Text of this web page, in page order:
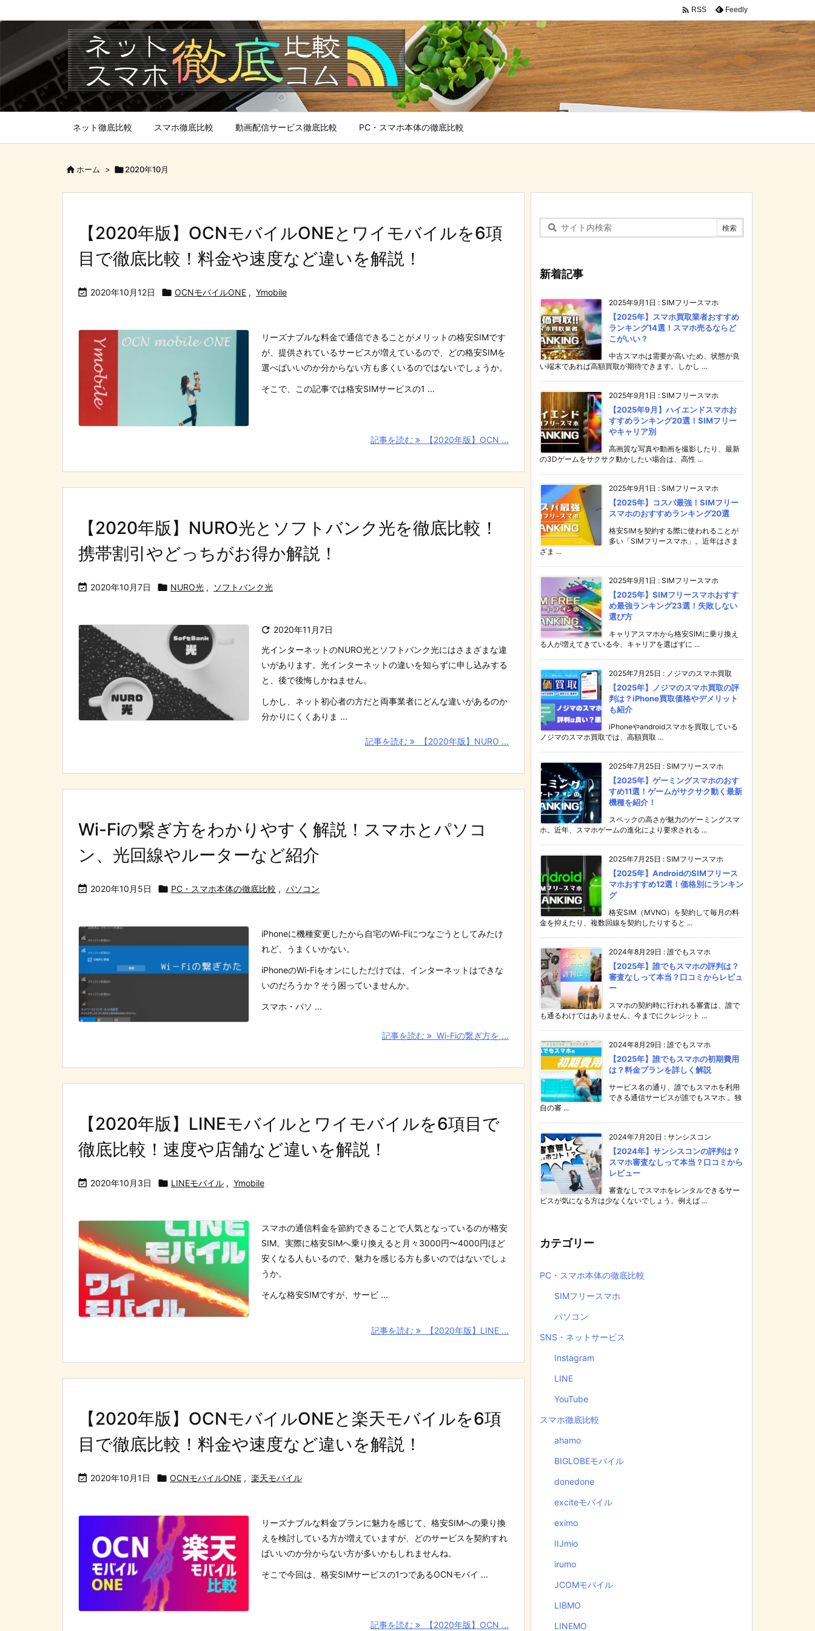
ネット徹底比較 スマホ徹底比較 動画配信サービス徹底比較 PC・スマホ本体の徹底比較
 RSS Feedly
ホーム > 2020年10月
【2020年版】OCNモバイルONEとワイモバイルを6項
目で徹底比較！料金や速度など違いを解説！
 2020年10月12日  OCNモバイルONE , Ymobile
リーズナブルな料金で通信できることがメリットの格安SIMです
が、提供されているサービスが増えているので、どの格安SIMを
選べばいいのか分からない方も多くいるのではないでしょうか。
そこで、この記事では格安SIMサービスの1 ...
記事を読む 【2020年版】OCN ...
【2020年版】NURO光とソフトバンク光を徹底比較！
携帯割引やどっちがお得か解説！
 2020年10月7日  NURO光 , ソフトバンク光
 2020年11月7日
光インターネットのNURO光とソフトバンク光にはさまざまな違
いがあります。光インターネットの違いを知らずに申し込みする
と、後で後悔しかねません。
しかし、ネット初心者の方だと両事業者にどんな違いがあるのか
分かりにくくありま ...
記事を読む 【2020年版】NURO ...
Wi-Fiの繋ぎ方をわかりやすく解説！スマホとパソコ
ン、光回線やルーターなど紹介
 2020年10月5日  PC・スマホ本体の徹底比較 , パソコン
iPhoneに機種変更したから自宅のWi-Fiにつなごうとしてみたけ
れど、うまくいかない。
iPhoneのWi-Fiをオンにしただけでは、インターネットはできな
いのだろうか？そう困っていませんか。
スマホ・パソ ...
記事を読む Wi-Fiの繋ぎ方を ...
【2020年版】LINEモバイルとワイモバイルを6項目で
徹底比較！速度や店舗など違いを解説！
 2020年10月3日  LINEモバイル , Ymobile
スマホの通信料金を節約できることで人気となっているのが格安
SIM。実際に格安SIMへ乗り換えると月々3000円〜4000円ほど
安くなる人もいるので、魅力を感じる方も多いのではないでしょ
うか。
そんな格安SIMですが、サービ ...
記事を読む 【2020年版】LINE ...
【2020年版】OCNモバイルONEと楽天モバイルを6項
目で徹底比較！料金や速度など違いを解説！
 2020年10月1日  OCNモバイルONE , 楽天モバイル
リーズナブルな料金プランに魅力を感じて、格安SIMへの乗り換
えを検討している方が増えていますが、どのサービスを契約すれ
ばいいのか分からない方が多いかもしれませんね。
そこで今回は、格安SIMサービスの1つであるOCNモバイ ...
記事を読む 【2020年版】OCN ...
新着記事
2025年9月1日 : SIMフリースマホ
【2025年】スマホ買取業者おすすめ
ランキング14選！スマホ売るならど
こがいい？
中古スマホは需要が高いため、状態が良
い端末であれば高額買取が期待できます。しかし ...
2025年9月1日 : SIMフリースマホ
【2025年9月】ハイエンドスマホお
すすめランキング20選！SIMフリー
やキャリア別
高画質な写真や動画を撮影したり、最新
の3Dゲームをサクサク動かしたい場合は、高性 ...
2025年9月1日 : SIMフリースマホ
【2025年】コスパ最強！SIMフリー
スマホのおすすめランキング20選
格安SIMを契約する際に使われることが
多い「SIMフリースマホ」。近年はさま
ざま ...
2025年9月1日 : SIMフリースマホ
【2025年】SIMフリースマホおすす
め最強ランキング23選！失敗しない
選び方
キャリアスマホから格安SIMに乗り換え
る人が増えてきている今、キャリアを選ばずに ...
2025年7月25日 : ノジマのスマホ買取
【2025年】ノジマのスマホ買取の評
判は？iPhone買取価格やデメリット
も紹介
iPhoneやandroidスマホを買取している
ノジマのスマホ買取では、高額買取 ...
2025年7月25日 : SIMフリースマホ
【2025年】ゲーミングスマホのおす
すめ11選！ゲームがサクサク動く最新
機種を紹介！
スペックの高さが魅力のゲーミングスマ
ホ。近年、スマホゲームの進化により要求される ...
2025年7月25日 : SIMフリースマホ
【2025年】AndroidのSIMフリース
マホおすすめ12選！価格別にランキン
グ
格安SIM（MVNO）を契約して毎月の料
金を抑えたり、複数回線を契約したりすると ...
2024年8月29日 : 誰でもスマホ
【2025年】誰でもスマホの評判は？
審査なしって本当？口コミからレビュ
ー
スマホの契約時に行われる審査は、誰で
も通るわけではありません。今までにクレジット ...
2024年8月29日 : 誰でもスマホ
【2025年】誰でもスマホの初期費用
は？料金プランを詳しく解説
サービス名の通り、誰でもスマホを利用
できる通信サービスが誰でもスマホ 。独
自の審 ...
2024年7月20日 : サンシスコン
【2024年】サンシスコンの評判は？
スマホ審査なしって本当？口コミから
レビュー
審査なしでスマホをレンタルできるサー
ビスが気になる方は少なくないでしょう。例えば ...
カテゴリー
PC・スマホ本体の徹底比較
SIMフリースマホ
パソコン
SNS・ネットサービス
Instagram
LINE
YouTube
スマホ徹底比較
ahamo
BIGLOBEモバイル
donedone
exciteモバイル
eximo
IIJmio
irumo
JCOMモバイル
LIBMO
LINEMO